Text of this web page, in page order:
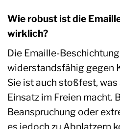
Wie robust ist die
wirklich?
Die Emaille-
widerstandsfähig gegen
Sie ist auch stoßfest,
Einsatz im Freien macht.
Beanspruchung oder
es jedoch zu Abplatzern